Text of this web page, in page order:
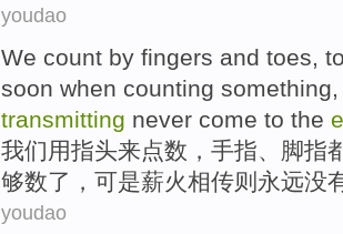
youdao
We count by fingers and toes ,
soon when counting
transmitting never come to the
我们 用指头来点数 ，手指、 脚指
够数了， 可是薪火相传则 永远没
youdao